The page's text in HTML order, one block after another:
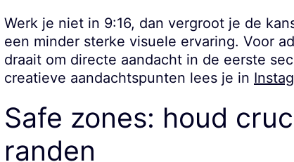
Werk je niet in 9:16, dan vergroot je de
een minder sterke visuele ervaring. Voor
draait om directe aandacht in de eerste
creatieve aandachtspunten lees je in
Safe zones: houd
randen